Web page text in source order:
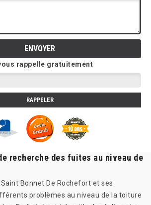
rappelle gratuitement
recherche des fuites au niveau de
Saint Bonnet De Rochefort et ses
problèmes au niveau de la toiture